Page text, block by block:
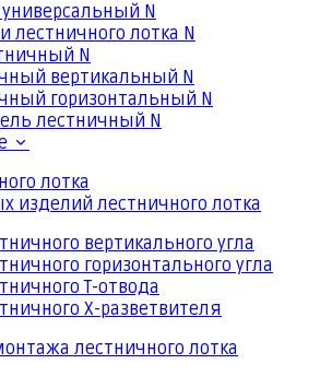
N
лестничного лотка N
N
вертикальный N
горизонтальный N
лестничный N
лотка
изделий лестничного лотка
вертикального угла
горизонтального угла
Т-отвода
Х-разветвителя
лестничного лотка